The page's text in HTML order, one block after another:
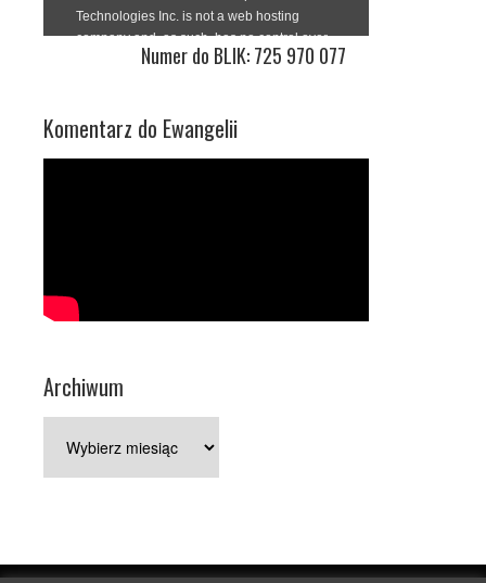
Numer do BLIK: 725 970 077
Komentarz do Ewangelii
Archiwum